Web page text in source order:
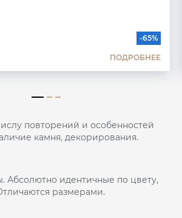
-65%
ПОДРОБНЕЕ
повторений и особенностей
камня, декорирования.
Абсолютно идентичные по цвету,
размерами.